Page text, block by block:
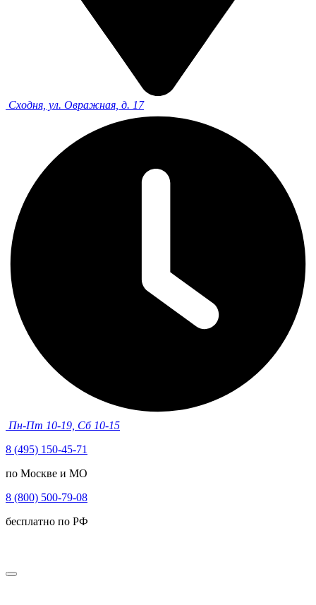
Сходня, ул. Овражная, д. 17
Пн-Пт 10-19, Сб 10-15
8 (495) 150-45-71
по Москве и МО
8 (800) 500-79-08
бесплатно по РФ